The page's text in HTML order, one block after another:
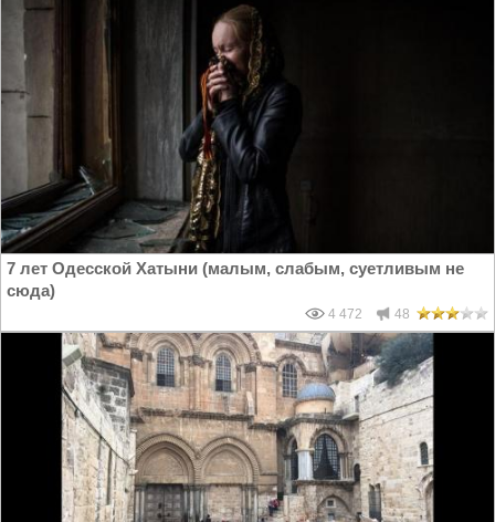
7 лет Одесской Хатыни (малым, слабым, суетливым не
сюда)
4 472 48